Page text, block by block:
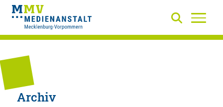
Archiv